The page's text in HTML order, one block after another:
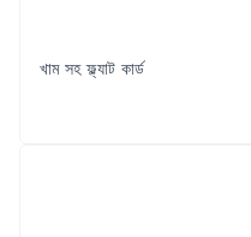
খাম সহ ফ্ল্যাট কার্ড